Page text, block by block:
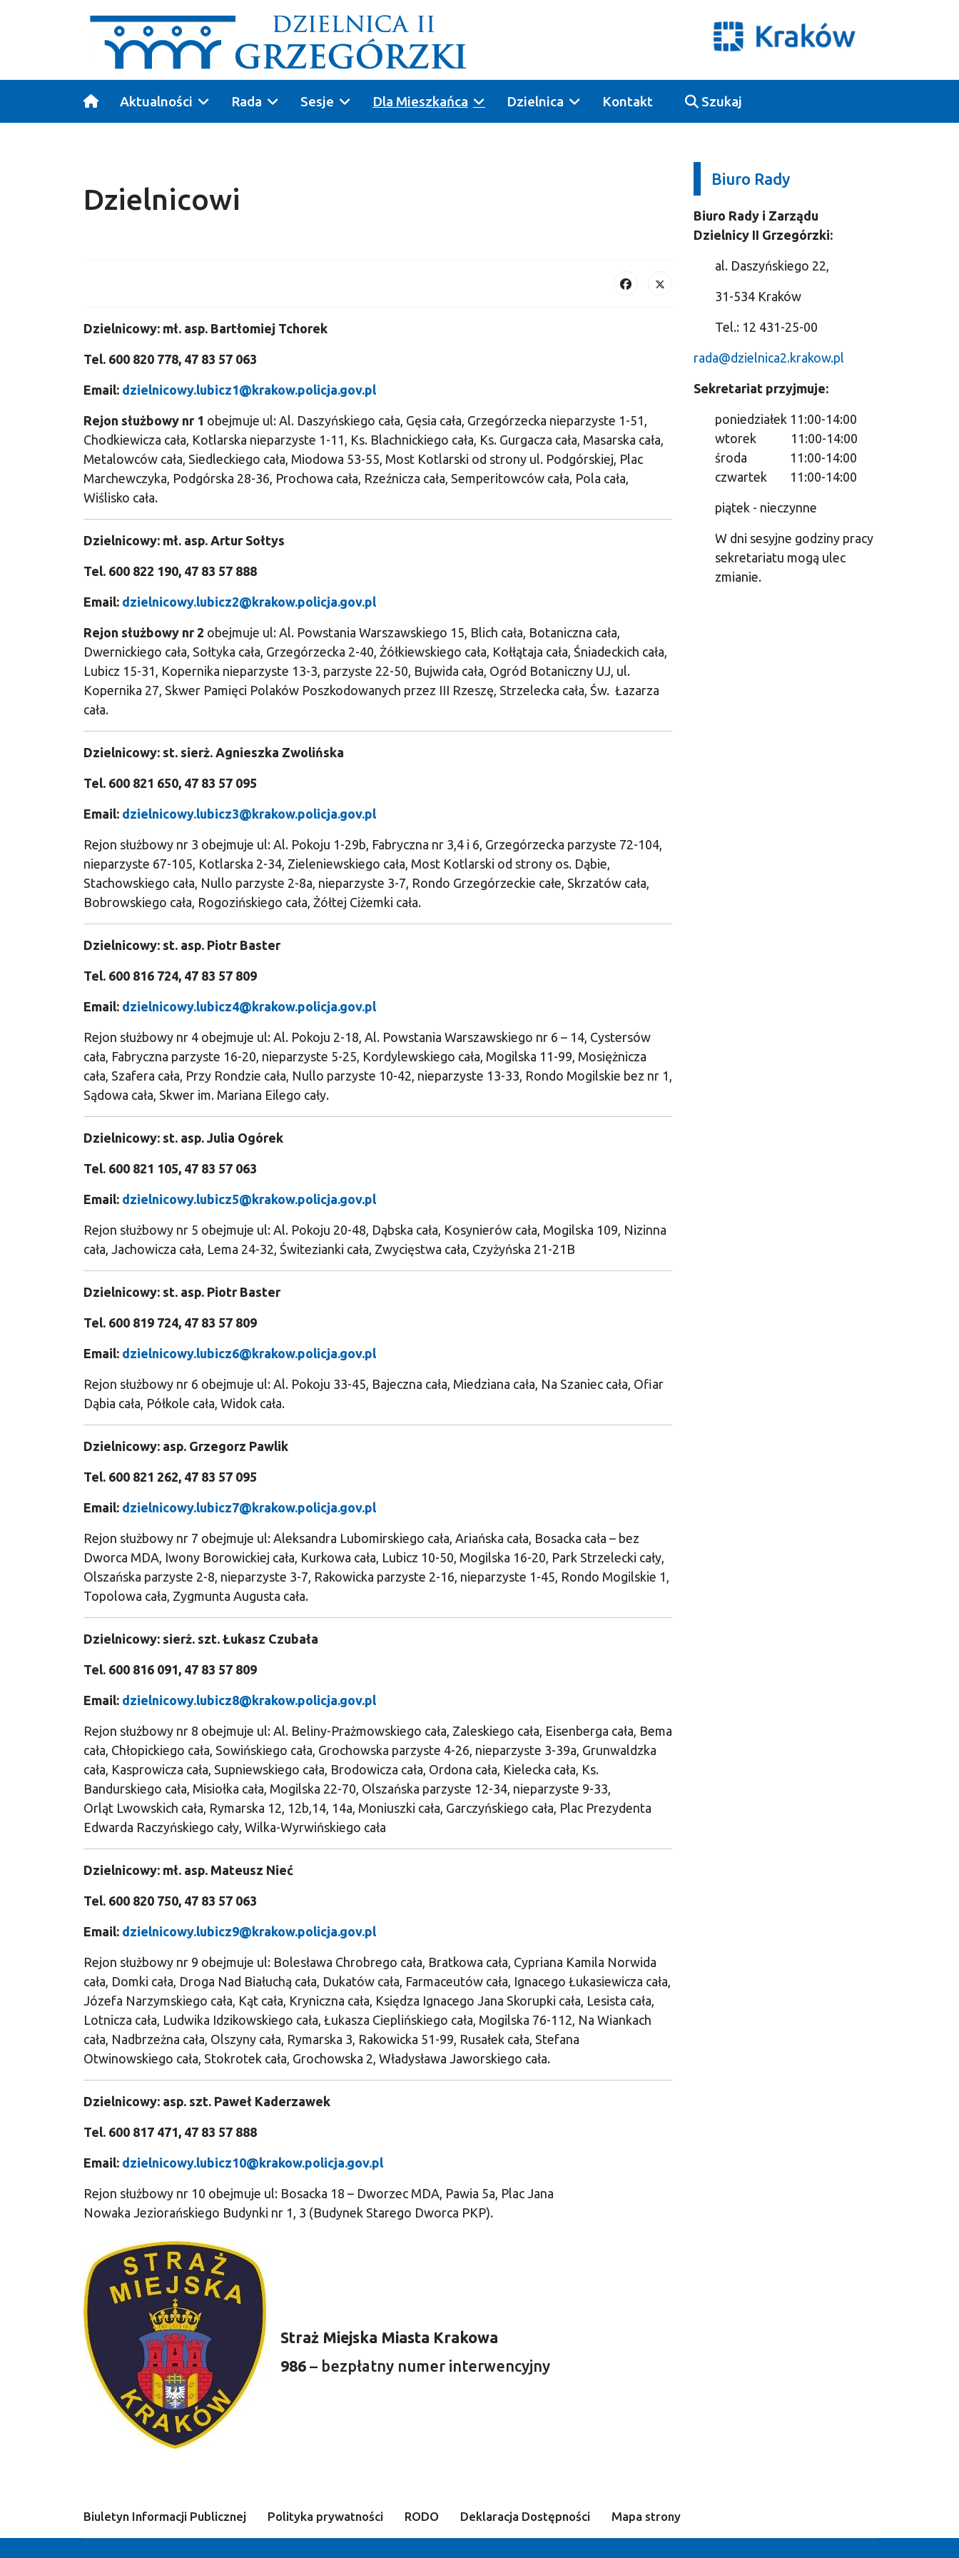
Aktualności Rada Sesje Dla Mieszkańca Dzielnica Kontakt Szukaj
Dzielnicowi
Dzielnicowy: mł. asp. Bartłomiej Tchorek
Tel. 600 820 778, 47 83 57 063
Email: dzielnicowy.lubicz1@krakow.policja.gov.pl
Rejon służbowy nr 1 obejmuje ul: Al. Daszyńskiego cała, Gęsia cała, Grzegórzecka nieparzyste 1-51,
Chodkiewicza cała, Kotlarska nieparzyste 1-11, Ks. Blachnickiego cała, Ks. Gurgacza cała, Masarska cała,
Metalowców cała, Siedleckiego cała, Miodowa 53-55, Most Kotlarski od strony ul. Podgórskiej, Plac
Marchewczyka, Podgórska 28-36, Prochowa cała, Rzeźnicza cała, Semperitowców cała, Pola cała,
Wiślisko cała.
Dzielnicowy: mł. asp. Artur Sołtys
Tel. 600 822 190, 47 83 57 888
Email: dzielnicowy.lubicz2@krakow.policja.gov.pl
Rejon służbowy nr 2 obejmuje ul: Al. Powstania Warszawskiego 15, Blich cała, Botaniczna cała,
Dwernickiego cała, Sołtyka cała, Grzegórzecka 2-40, Żółkiewskiego cała, Kołłątaja cała, Śniadeckich cała,
Lubicz 15-31, Kopernika nieparzyste 13-3, parzyste 22-50, Bujwida cała, Ogród Botaniczny UJ, ul.
Kopernika 27, Skwer Pamięci Polaków Poszkodowanych przez III Rzeszę, Strzelecka cała, Św. Łazarza
cała.
Dzielnicowy: st. sierż. Agnieszka Zwolińska
Tel. 600 821 650, 47 83 57 095
Email: dzielnicowy.lubicz3@krakow.policja.gov.pl
Rejon służbowy nr 3 obejmuje ul: Al. Pokoju 1-29b, Fabryczna nr 3,4 i 6, Grzegórzecka parzyste 72-104,
nieparzyste 67-105, Kotlarska 2-34, Zieleniewskiego cała, Most Kotlarski od strony os. Dąbie,
Stachowskiego cała, Nullo parzyste 2-8a, nieparzyste 3-7, Rondo Grzegórzeckie całe, Skrzatów cała,
Bobrowskiego cała, Rogozińskiego cała, Żółtej Ciżemki cała.
Dzielnicowy: st. asp. Piotr Baster
Tel. 600 816 724, 47 83 57 809
Email: dzielnicowy.lubicz4@krakow.policja.gov.pl
Rejon służbowy nr 4 obejmuje ul: Al. Pokoju 2-18, Al. Powstania Warszawskiego nr 6 – 14, Cystersów
cała, Fabryczna parzyste 16-20, nieparzyste 5-25, Kordylewskiego cała, Mogilska 11-99, Mosiężnicza
cała, Szafera cała, Przy Rondzie cała, Nullo parzyste 10-42, nieparzyste 13-33, Rondo Mogilskie bez nr 1,
Sądowa cała, Skwer im. Mariana Eilego cały.
Dzielnicowy: st. asp. Julia Ogórek
Tel. 600 821 105, 47 83 57 063
Email: dzielnicowy.lubicz5@krakow.policja.gov.pl
Rejon służbowy nr 5 obejmuje ul: Al. Pokoju 20-48, Dąbska cała, Kosynierów cała, Mogilska 109, Nizinna
cała, Jachowicza cała, Lema 24-32, Świtezianki cała, Zwycięstwa cała, Czyżyńska 21-21B
Dzielnicowy: st. asp. Piotr Baster
Tel. 600 819 724, 47 83 57 809
Email: dzielnicowy.lubicz6@krakow.policja.gov.pl
Rejon służbowy nr 6 obejmuje ul: Al. Pokoju 33-45, Bajeczna cała, Miedziana cała, Na Szaniec cała, Ofiar
Dąbia cała, Półkole cała, Widok cała.
Dzielnicowy: asp. Grzegorz Pawlik
Tel. 600 821 262, 47 83 57 095
Email: dzielnicowy.lubicz7@krakow.policja.gov.pl
Rejon służbowy nr 7 obejmuje ul: Aleksandra Lubomirskiego cała, Ariańska cała, Bosacka cała – bez
Dworca MDA, Iwony Borowickiej cała, Kurkowa cała, Lubicz 10-50, Mogilska 16-20, Park Strzelecki cały,
Olszańska parzyste 2-8, nieparzyste 3-7, Rakowicka parzyste 2-16, nieparzyste 1-45, Rondo Mogilskie 1,
Topolowa cała, Zygmunta Augusta cała.
Dzielnicowy: sierż. szt. Łukasz Czubała
Tel. 600 816 091, 47 83 57 809
Email: dzielnicowy.lubicz8@krakow.policja.gov.pl
Rejon służbowy nr 8 obejmuje ul: Al. Beliny-Prażmowskiego cała, Zaleskiego cała, Eisenberga cała, Bema
cała, Chłopickiego cała, Sowińskiego cała, Grochowska parzyste 4-26, nieparzyste 3-39a, Grunwaldzka
cała, Kasprowicza cała, Supniewskiego cała, Brodowicza cała, Ordona cała, Kielecka cała, Ks.
Bandurskiego cała, Misiołka cała, Mogilska 22-70, Olszańska parzyste 12-34, nieparzyste 9-33,
Orląt Lwowskich cała, Rymarska 12, 12b,14, 14a, Moniuszki cała, Garczyńskiego cała, Plac Prezydenta
Edwarda Raczyńskiego cały, Wilka-Wyrwińskiego cała
Dzielnicowy: mł. asp. Mateusz Nieć
Tel. 600 820 750, 47 83 57 063
Email: dzielnicowy.lubicz9@krakow.policja.gov.pl
Rejon służbowy nr 9 obejmuje ul: Bolesława Chrobrego cała, Bratkowa cała, Cypriana Kamila Norwida
cała, Domki cała, Droga Nad Białuchą cała, Dukatów cała, Farmaceutów cała, Ignacego Łukasiewicza cała,
Józefa Narzymskiego cała, Kąt cała, Kryniczna cała, Księdza Ignacego Jana Skorupki cała, Lesista cała,
Lotnicza cała, Ludwika Idzikowskiego cała, Łukasza Cieplińskiego cała, Mogilska 76-112, Na Wiankach
cała, Nadbrzeżna cała, Olszyny cała, Rymarska 3, Rakowicka 51-99, Rusałek cała, Stefana
Otwinowskiego cała, Stokrotek cała, Grochowska 2, Władysława Jaworskiego cała.
Dzielnicowy: asp. szt. Paweł Kaderzawek
Tel. 600 817 471, 47 83 57 888
Email: dzielnicowy.lubicz10@krakow.policja.gov.pl
Rejon służbowy nr 10 obejmuje ul: Bosacka 18 – Dworzec MDA, Pawia 5a, Plac Jana
Nowaka Jeziorańskiego Budynki nr 1, 3 (Budynek Starego Dworca PKP).
Straż Miejska Miasta Krakowa
986 – bezpłatny numer interwencyjny
Biuro Rady
Biuro Rady i Zarządu
Dzielnicy II Grzegórzki:
al. Daszyńskiego 22,
31-534 Kraków
Tel.: 12 431-25-00
rada@dzielnica2.krakow.pl
Sekretariat przyjmuje:
poniedziałek 11:00-14:00
wtorek 11:00-14:00
środa 11:00-14:00
czwartek 11:00-14:00
piątek - nieczynne
W dni sesyjne godziny pracy
sekretariatu mogą ulec
zmianie.
Biuletyn Informacji Publicznej Polityka prywatności RODO Deklaracja Dostępności Mapa strony